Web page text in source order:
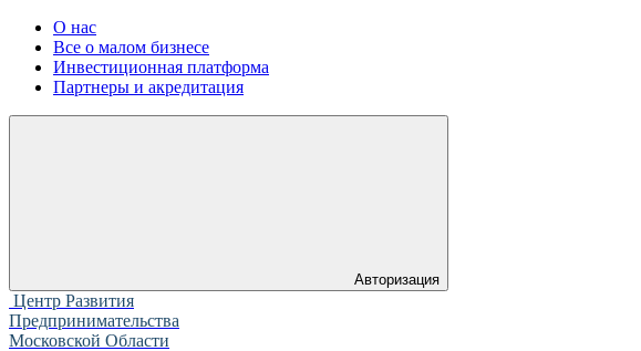
О нас
Все о малом бизнесе
Инвестиционная платформа
Партнеры и акредитация
Авторизация
Центр Развития
Предпринимательства
Московской Области